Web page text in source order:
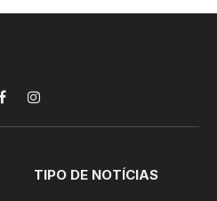
FacebookInstagram
TIPO DE NOTÍCIAS